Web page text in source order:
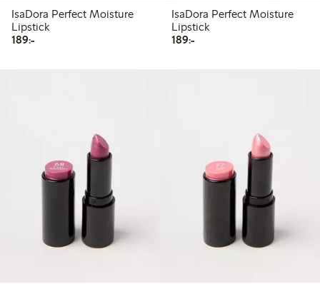
IsaDora Perfect Moisture
Lipstick
189:-189,00 kr
IsaDora Perfect Moisture
Lipstick
189:-189,00 kr